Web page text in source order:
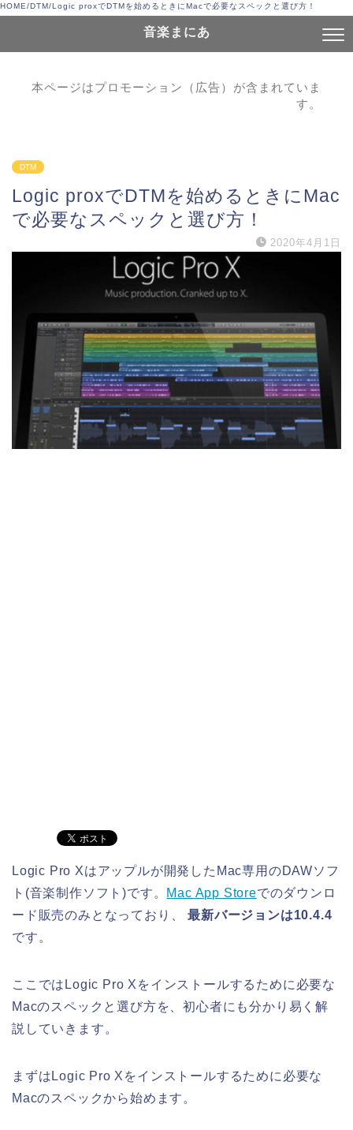
HOME/DTM/Logic proxでDTMを始めるときにMacで必要なスペックと選び方！
音楽まにあ
本ページはプロモーション（広告）が含まれていま
す。
DTM
Logic proxでDTMを始めるときにMac
で必要なスペックと選び方！
2020年4月1日
Logic Pro Xはアップルが開発したMac専用のDAWソフ
ト(音楽制作ソフト)です。 Mac App Storeでのダウンロ
ード販売のみとなっており、最新バージョンは10.4.4
です。
ここではLogic Pro Xをインストールするために必要な
Macのスペックと選び方を、初心者にも分かり易く解
説していきます。
まずはLogic Pro Xをインストールするために必要な
Macのスペックから始めます。